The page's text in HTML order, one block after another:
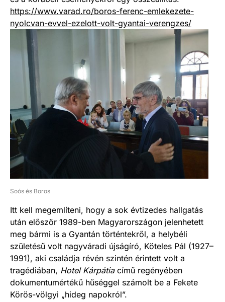
https://www.varad.ro/boros-ferenc-emlekezete-
nyolcvan-evvel-ezelott-volt-gyantai-verengzes/
Soós és Boros
Itt kell megemlíteni, hogy a sok évtizedes hallgatás
után először 1989-ben Magyarországon jelenhetett
meg bármi is a Gyantán történtekről, a helybéli
születésű volt nagyváradi újságíró, Köteles Pál (1927–
1991), aki családja révén szintén érintett volt a
tragédiában, Hotel Kárpátiacímű regényében
dokumentumértékű hűséggel számolt be a Fekete
Körös-völgyi „hideg napokról”.